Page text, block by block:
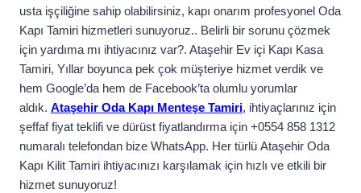
usta işçiliğine sahip olabilirsiniz, kapı onarım profesyonel Oda
Kapı Tamiri hizmetleri sunuyoruz.. Belirli bir sorunu çözmek
için yardıma mı ihtiyacınız var?. Ataşehir Ev içi Kapı Kasa
Tamiri, Yıllar boyunca pek çok müşteriye hizmet verdik ve
hem Google’da hem de Facebook’ta olumlu yorumlar
aldık. Ataşehir Oda Kapı Menteşe Tamiri, ihtiyaçlarınız için
şeffaf fiyat teklifi ve dürüst fiyatlandırma için +0554 858 1312
numaralı telefondan bize WhatsApp. Her türlü Ataşehir Oda
Kapı Kilit Tamiri ihtiyacınızı karşılamak için hızlı ve etkili bir
hizmet sunuyoruz!